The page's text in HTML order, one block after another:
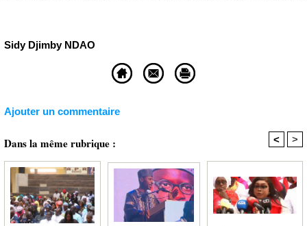
Sidy Djimby NDAO
Ajouter un commentaire
Dans la même rubrique : < >